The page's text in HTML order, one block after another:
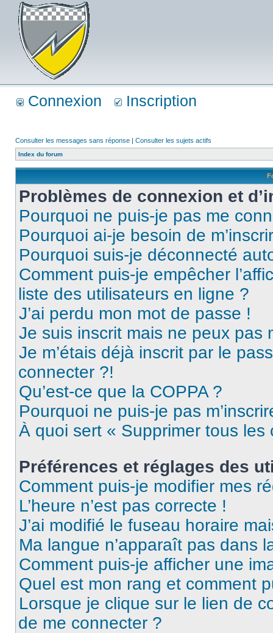
Connexion Inscription
Consulter les messages sans réponse | Consulter les sujets actifs
Index du forum
Problèmes de connexion et
Pourquoi ne puis-je pas me
Pourquoi ai-je besoin de
Pourquoi suis-je déconnecté
Comment puis-je empêcher
liste des utilisateurs en ligne ?
J’ai perdu mon mot de passe !
Je suis inscrit mais ne peux pas
Je m’étais déjà inscrit par le
connecter ?!
Qu’est-ce que la COPPA ?
Pourquoi ne puis-je pas
À quoi sert « Supprimer tous les
Préférences et réglages des
Comment puis-je modifier mes
L’heure n’est pas correcte !
J’ai modifié le fuseau horaire
Ma langue n’apparaît pas dans
Comment puis-je afficher une
Quel est mon rang et comment
Lorsque je clique sur le lien de
de me connecter ?